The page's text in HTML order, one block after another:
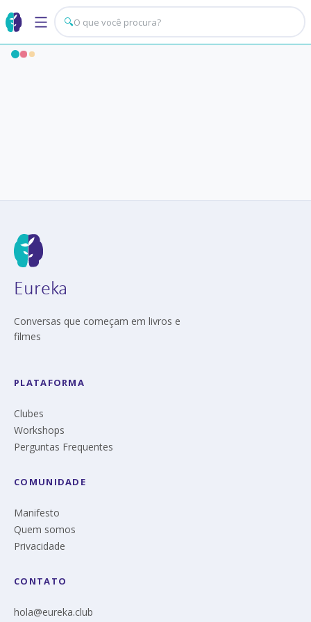
🔍
Eureka
Conversas que começam em livros e
filmes
PLATAFORMA
Clubes
Workshops
Perguntas Frequentes
COMUNIDADE
Manifesto
Quem somos
Privacidade
CONTATO
hola@eureka.club